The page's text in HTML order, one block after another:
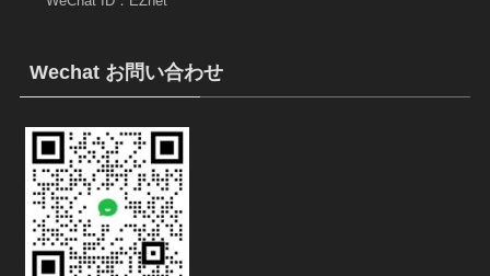
Wechat お問い合わせ